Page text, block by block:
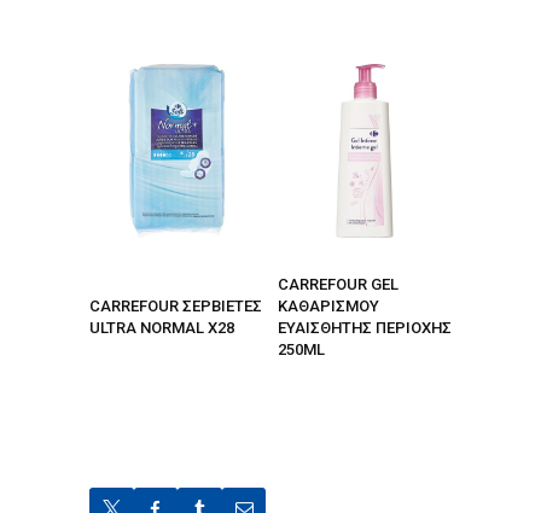
CARREFOUR ΣΕΡΒΙΕΤΕΣ
ULTRA NORMAL X28
CARREFOUR GEL
ΚΑΘΑΡΙΣΜΟΥ
ΕΥΑΙΣΘΗΤΗΣ ΠΕΡΙΟΧΗΣ
250ML